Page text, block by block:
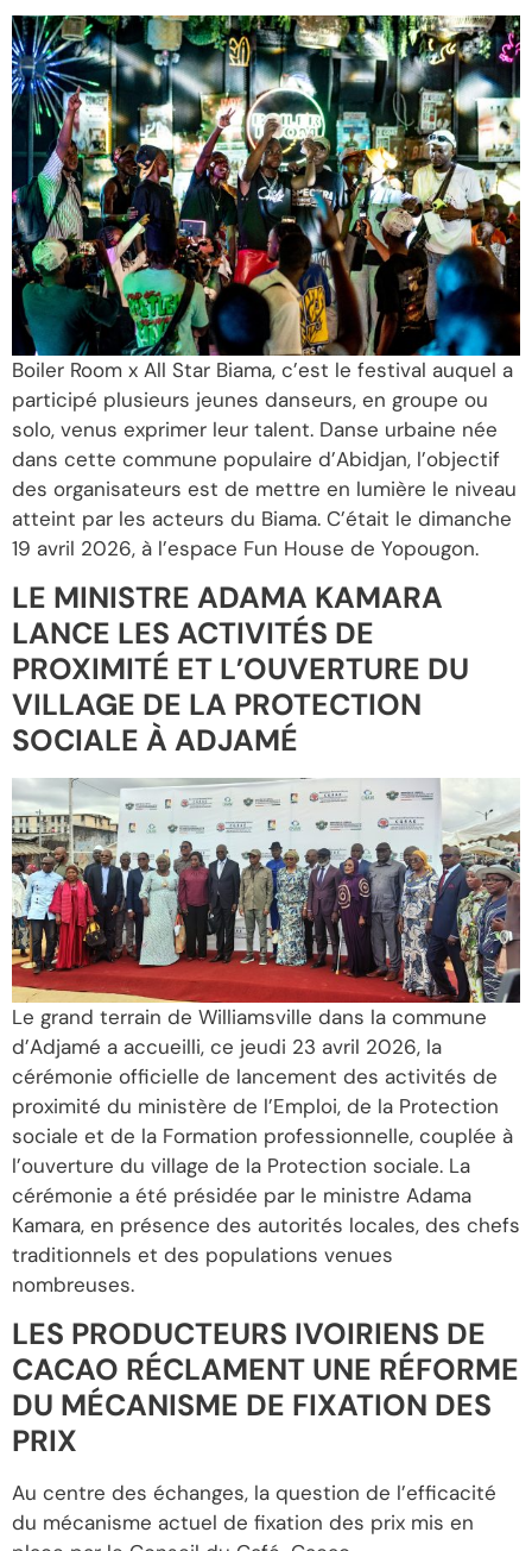
Boiler Room x All Star Biama, c’est le festival auquel a
participé plusieurs jeunes danseurs, en groupe ou
solo, venus exprimer leur talent. Danse urbaine née
dans cette commune populaire d’Abidjan, l’objectif
des organisateurs est de mettre en lumière le niveau
atteint par les acteurs du Biama. C’était le dimanche
19 avril 2026, à l’espace Fun House de Yopougon.
LE MINISTRE ADAMA KAMARA
LANCE LES ACTIVITÉS DE
PROXIMITÉ ET L’OUVERTURE DU
VILLAGE DE LA PROTECTION
SOCIALE À ADJAMÉ
Le grand terrain de Williamsville dans la commune
d’Adjamé a accueilli, ce jeudi 23 avril 2026, la
cérémonie officielle de lancement des activités de
proximité du ministère de l’Emploi, de la Protection
sociale et de la Formation professionnelle, couplée à
l’ouverture du village de la Protection sociale. La
cérémonie a été présidée par le ministre Adama
Kamara, en présence des autorités locales, des chefs
traditionnels et des populations venues
nombreuses.
LES PRODUCTEURS IVOIRIENS DE
CACAO RÉCLAMENT UNE RÉFORME
DU MÉCANISME DE FIXATION DES
PRIX
Au centre des échanges, la question de l’efficacité
du mécanisme actuel de fixation des prix mis en